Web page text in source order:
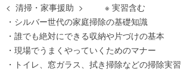
< 清掃・家事援助 > ※ 実習含む
・シルバー世代の家庭掃除の基礎知識
・誰でも絶対にできる収納や片づけの基本
・現場でうまくやっていくためのマナー
・トイレ、窓ガラス、拭き掃除などの掃除実習